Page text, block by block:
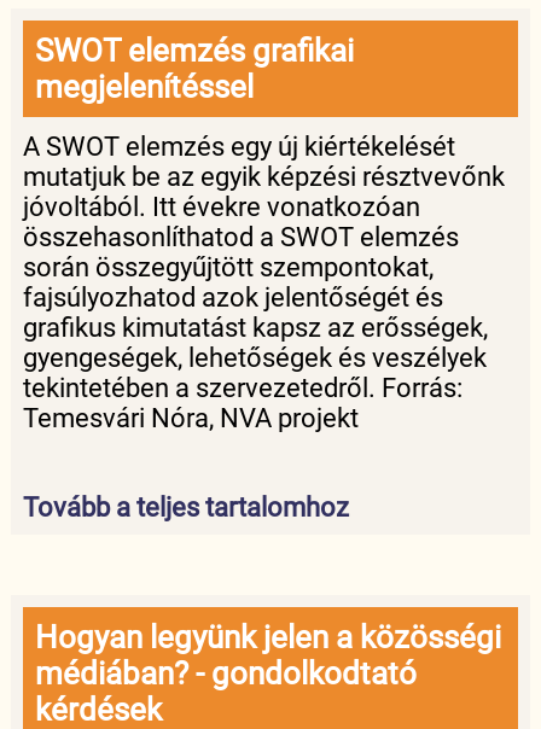
SWOT elemzés grafikai
megjelenítéssel
A SWOT elemzés egy új kiértékelését
mutatjuk be az egyik képzési résztvevőnk
jóvoltából. Itt évekre vonatkozóan
összehasonlíthatod a SWOT elemzés
során összegyűjtött szempontokat,
fajsúlyozhatod azok jelentőségét és
grafikus kimutatást kapsz az erősségek,
gyengeségek, lehetőségek és veszélyek
tekintetében a szervezetedről. Forrás:
Temesvári Nóra, NVA projekt
Tovább a teljes tartalomhoz
Hogyan legyünk jelen a közösségi
médiában? - gondolkodtató
kérdések